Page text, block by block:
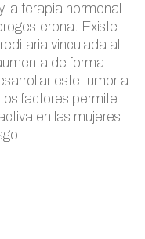
la terapia hormonal
Existe
vinculada al
de forma
este tumor a
factores permite
en las mujeres